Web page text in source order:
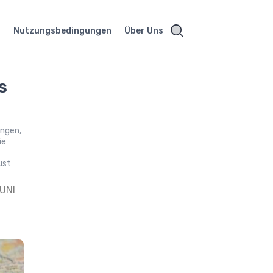
Nutzungsbedingungen Über Uns